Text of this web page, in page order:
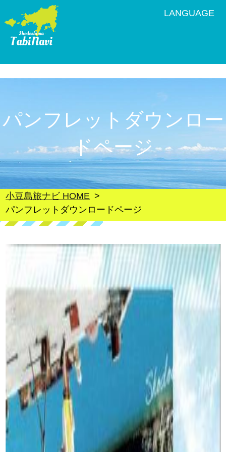
LANGUAGE
パンフレットダウンロー
ドページ
小豆島旅ナビ HOME
パンフレットダウンロードページ